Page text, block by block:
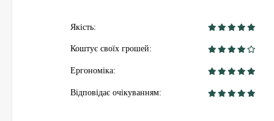
Якість:
Коштує своїх грошей:
Ергономіка:
Відповідає очікуванням: